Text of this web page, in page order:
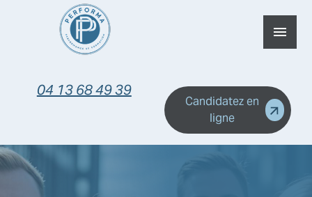
menu
04 13 68 49 39
Candidatez en
ligne
Panneau de gestion des cookies